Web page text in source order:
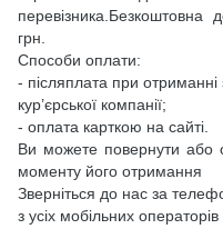
грн.
Способи оплати:
- післяплата при отриманні
кур’єрської компанії;
- оплата карткою на сайті.
Ви можете повернути або
моменту його отримання
Зверніться до нас за
з усіх мобільних операторів